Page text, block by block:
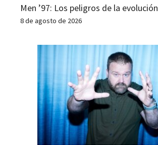
Men ’97: Los peligros de la evolución
8 de agosto de 2026